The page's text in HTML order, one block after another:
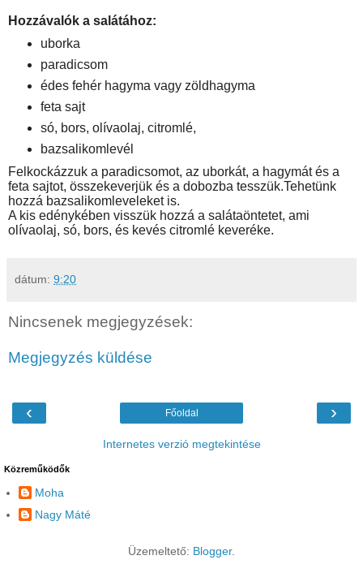
Hozzávalók a salátához:
uborka
paradicsom
édes fehér hagyma vagy zöldhagyma
feta sajt
só, bors, olívaolaj, citromlé,
bazsalikomlevél
Felkockázzuk a paradicsomot, az uborkát, a hagymát és a
feta sajtot, összekeverjük és a dobozba tesszük.Tehetünk
hozzá bazsalikomleveleket is.
A kis edénykében visszük hozzá a salátaöntetet, ami
olívaolaj, só, bors, és kevés citromlé keveréke.
dátum: 9:20
Nincsenek megjegyzések:
Megjegyzés küldése
‹ ›
Főoldal
Internetes verzió megtekintése
Közreműködők
Moha
Nagy Máté
Üzemeltető: Blogger.